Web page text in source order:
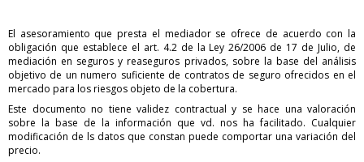
El asesoramiento que presta el mediador se ofrece de acuerdo con la
obligación que establece el art. 4.2 de la Ley 26/2006 de 17 de Julio, de
mediación en seguros y reaseguros privados, sobre la base del análisis
objetivo de un numero suficiente de contratos de seguro ofrecidos en el
mercado para los riesgos objeto de la cobertura.
Este documento no tiene validez contractual y se hace una valoración
sobre la base de la información que vd. nos ha facilitado. Cualquier
modificación de ls datos que constan puede comportar una variación del
precio.